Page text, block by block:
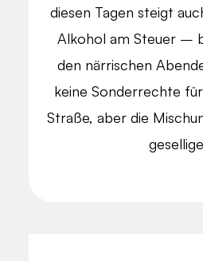
diesen Tagen steigt
Alkohol am Steuer –
den närrischen
keine Sonderrechte
Straße, aber die